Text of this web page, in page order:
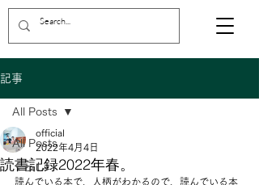
記事
All Posts
くらし
All Posts
読書記録2022年春。
official
2022年4月4日
読んでいる本で、人柄がわかるので、読んでいる本